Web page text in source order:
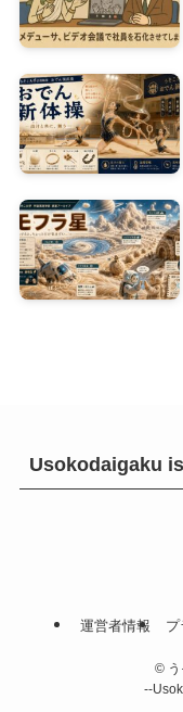
Usokodaigaku
運営者情報
©
--